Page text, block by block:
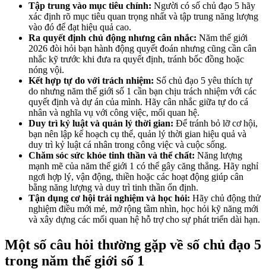
Tập trung vào mục tiêu chính: Người có số chủ đạo 5 hãy
xác định rõ mục tiêu quan trọng nhất và tập trung năng lượng
vào đó để đạt hiệu quả cao.
Ra quyết định chủ động nhưng cân nhắc: Năm thế giới
2026 đòi hỏi bạn hành động quyết đoán nhưng cũng cần cân
nhắc kỹ trước khi đưa ra quyết định, tránh bốc đồng hoặc
nóng vội.
Kết hợp tự do với trách nhiệm: Số chủ đạo 5 yêu thích tự
do nhưng năm thế giới số 1 cần bạn chịu trách nhiệm với các
quyết định và dự án của mình. Hãy cân nhắc giữa tự do cá
nhân và nghĩa vụ với công việc, mối quan hệ.
Duy trì kỷ luật và quản lý thời gian: Để tránh bỏ lỡ cơ hội,
bạn nên lập kế hoạch cụ thể, quản lý thời gian hiệu quả và
duy trì kỷ luật cá nhân trong công việc và cuộc sống.
Chăm sóc sức khỏe tinh thần và thể chất: Năng lượng
mạnh mẽ của năm thế giới 1 có thể gây căng thẳng. Hãy nghỉ
ngơi hợp lý, vận động, thiền hoặc các hoạt động giúp cân
bằng năng lượng và duy trì tinh thần ổn định.
Tận dụng cơ hội trải nghiệm và học hỏi: Hãy chủ động thử
nghiệm điều mới mẻ, mở rộng tầm nhìn, học hỏi kỹ năng mới
và xây dựng các mối quan hệ hỗ trợ cho sự phát triển dài hạn.
Một số câu hỏi thường gặp về số chủ đạo 5
trong năm thế giới số 1